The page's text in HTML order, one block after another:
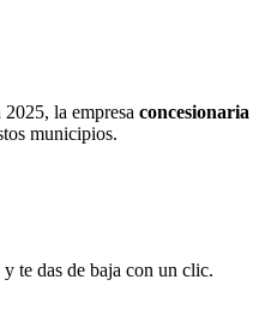
la empresa concesionaria
municipios.
te das de baja con un clic.